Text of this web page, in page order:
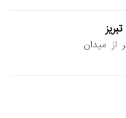
از میدان